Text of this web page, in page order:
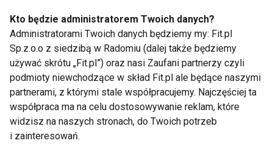
Wybór odpowiedniej aplikacji zależy od Twoich
preferencji i potrzeb treningowych. Mamy nadzieję,
że to zestawienie pomoże Ci znaleźć najlepszą
aplikację do biegania dla Ciebie!
BIEGANIE AKTUALNOŚCI
Kto będzie administratorem Twoich danych?
Administratorami Twoich danych będziemy my: Fit.pl
Sp.z.o.o z siedzibą w Radomiu (dalej także będziemy
używać skrótu „Fit.pl”) oraz nasi Zaufani partnerzy czyli
podmioty niewchodzące w skład Fit.pl ale będące naszymi
partnerami, z którymi stale współpracujemy. Najczęściej ta
współpraca ma na celu dostosowywanie reklam, które
widzisz na naszych stronach, do Twoich potrzeb
i zainteresowań.